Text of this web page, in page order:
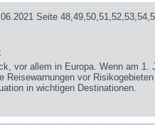
Seite
vor allem in Europa. Wenn am 1.
Reisewarnungen vor
in wichtigen Destinationen.